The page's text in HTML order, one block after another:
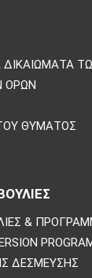
ΔΙΚΑΙΏΜΑΤΑ
ΌΡΩΝ
ΘΎΜΑΤΟΣ
&
ΔΈΣΜΕΥΣΗΣ